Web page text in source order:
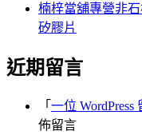
楠梓當舖專營非
矽膠片
近期留言
「 一位 WordPress
佈留言